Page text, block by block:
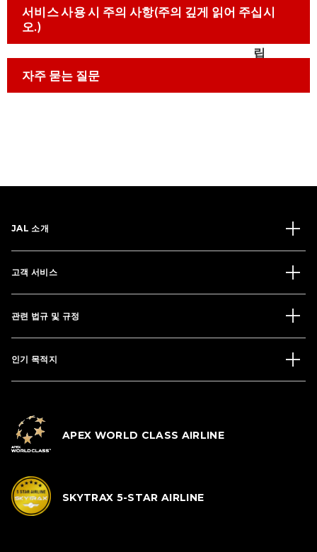
서비스 사용 시 주의 사항(주의 깊게 읽어 주십시
오.)
자주 묻는 질문
JAL 소개
고객 서비스
관련 법규 및 규정
인기 목적지
APEX WORLD CLASS AIRLINE
SKYTRAX 5-STAR AIRLINE